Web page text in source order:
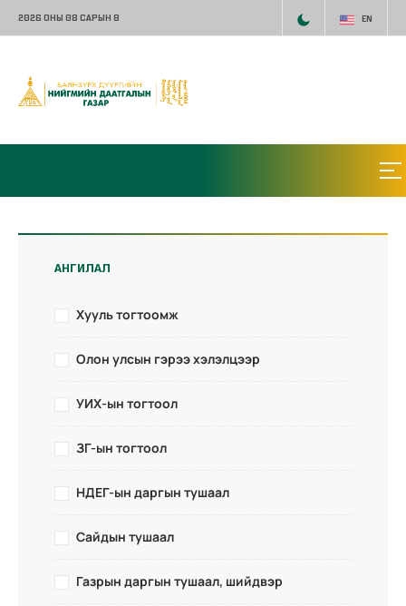
2026 ОНЫ 08 САРЫН 8 EN
АНГИЛАЛ
Хууль тогтоомж
Олон улсын гэрээ хэлэлцээр
УИХ-ын тогтоол
ЗГ-ын тогтоол
НДЕГ-ын даргын тушаал
Сайдын тушаал
Газрын даргын тушаал, шийдвэр